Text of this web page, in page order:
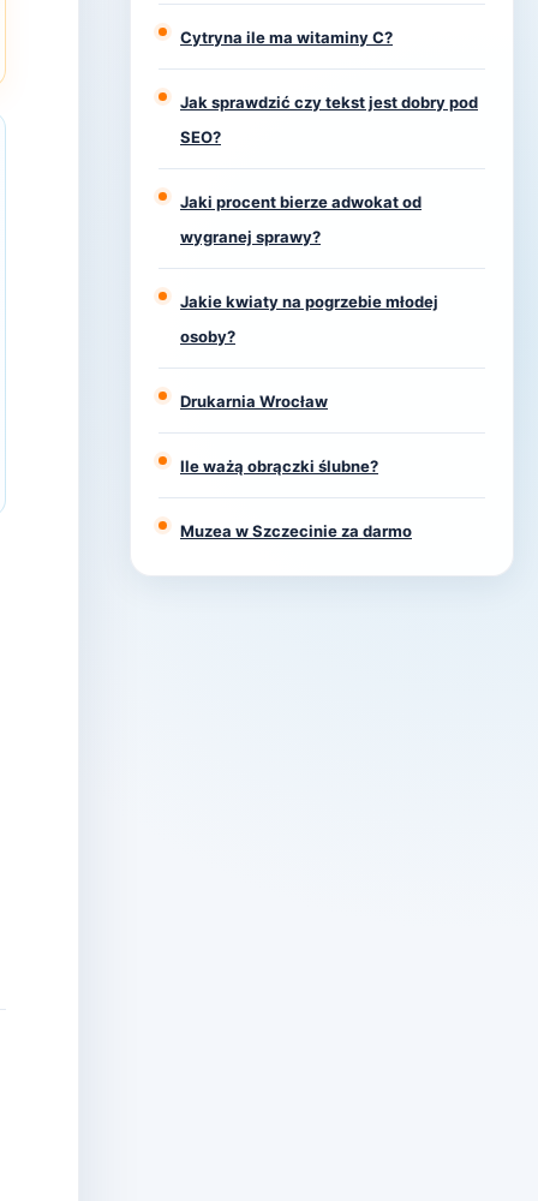
Cytryna ile ma witaminy C?
Jak sprawdzić czy tekst jest dobry pod
SEO?
Jaki procent bierze adwokat od
wygranej sprawy?
Jakie kwiaty na pogrzebie młodej
osoby?
Drukarnia Wrocław
Ile ważą obrączki ślubne?
Muzea w Szczecinie za darmo